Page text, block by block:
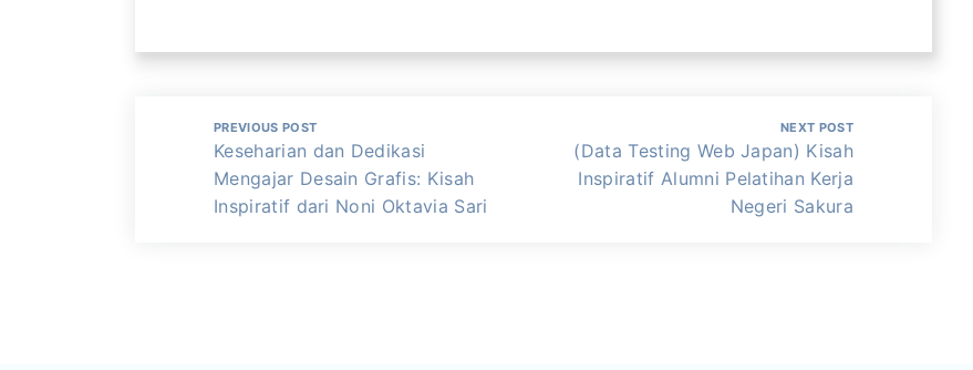
PREVIOUS POST
Keseharian dan Dedikasi
Mengajar Desain Grafis: Kisah
Inspiratif dari Noni Oktavia Sari
NEXT POST
(Data Testing Web Japan) Kisah
Inspiratif Alumni Pelatihan Kerja
Negeri Sakura